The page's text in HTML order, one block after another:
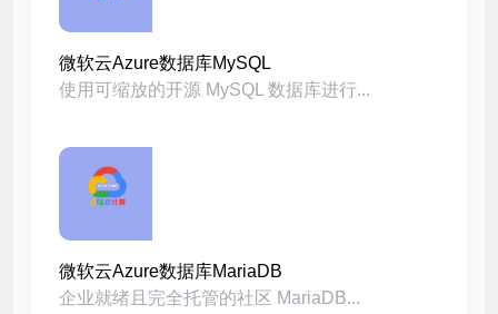
微软云Azure数据库MySQL
使用可缩放的开源 MySQL 数据库进行...
微软云Azure数据库MariaDB
企业就绪且完全托管的社区 MariaDB...